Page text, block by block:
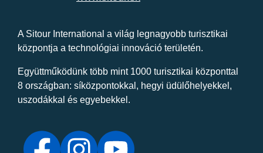
A Sitour International a világ legnagyobb turisztikai
központja a technológiai innováció területén.
Együttműködünk több mint 1000 turisztikai központtal
8 országban: síközpontokkal, hegyi üdülőhelyekkel,
uszodákkal és egyebekkel.